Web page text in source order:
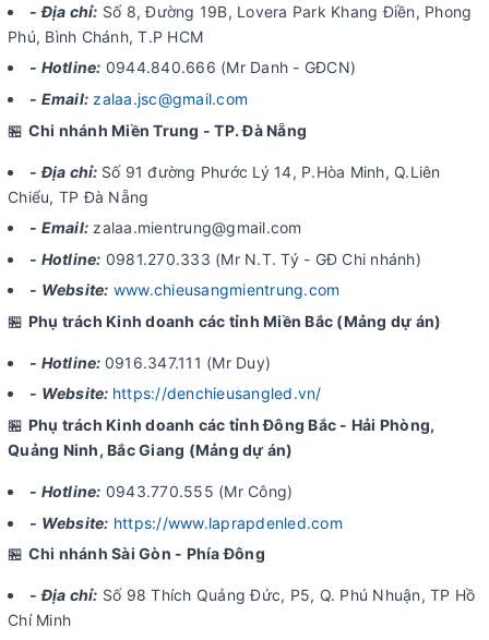
- Địa chỉ: Số 8, Đường 19B, Lovera Park Khang Điền, Phong
Phú, Bình Chánh, T.P HCM
- Hotline: 0944.840.666 (Mr Danh - GĐCN)
- Email: zalaa.jsc@gmail.com
🏪 Chi nhánh Miền Trung - TP. Đà Nẵng
- Địa chỉ: Số 91 đường Phước Lý 14, P.Hòa Minh, Q.Liên
Chiểu, TP Đà Nẵng
- Email: zalaa.mientrung@gmail.com
- Hotline: 0981.270.333 (Mr N.T. Tý - GĐ Chi nhánh)
- Website: www.chieusangmientrung.com
🏪 Phụ trách Kinh doanh các tỉnh Miền Bắc (Mảng dự án)
- Hotline: 0916.347.111 (Mr Duy)
- Website: https://denchieusangled.vn/
🏪 Phụ trách Kinh doanh các tỉnh Đông Bắc - Hải Phòng,
Quảng Ninh, Bắc Giang (Mảng dự án)
- Hotline: 0943.770.555 (Mr Công)
- Website: https://www.laprapdenled.com
🏪 Chi nhánh Sài Gòn - Phía Đông
- Địa chỉ: Số 98 Thích Quảng Đức, P5, Q. Phú Nhuận, TP Hồ
Chí Minh